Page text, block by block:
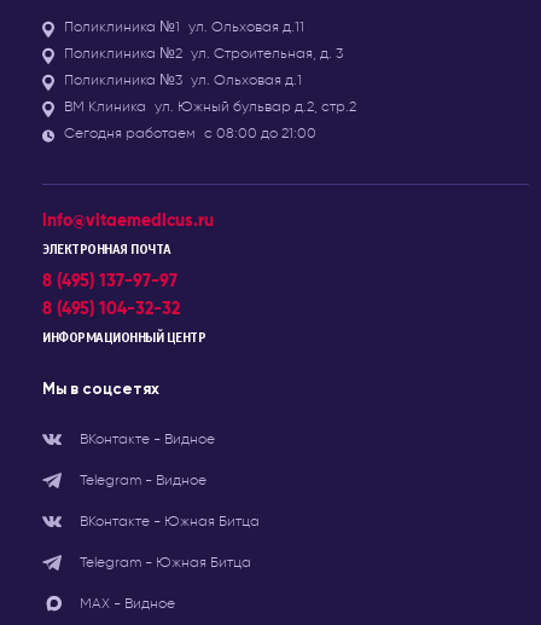
Поликлиника №1 ул. Ольховая д.11
Поликлиника №2 ул. Строительная, д. 3
Поликлиника №3 ул. Ольховая д.1
ВМ Клиника ул. Южный бульвар д.2, стр.2
Сегодня работаем с 08:00 до 21:00
info@vitaemedicus.ru
ЭЛЕКТРОННАЯ ПОЧТА
8 (495) 137-97-97
8 (495) 104-32-32
ИНФОРМАЦИОННЫЙ ЦЕНТР
Мы в соцсетях
ВКонтакте - Видное
Telegram - Видное
ВКонтакте - Южная Битца
Telegram - Южная Битца
МАХ - Видное